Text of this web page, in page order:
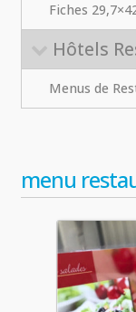
Fiches
Hôtels
Menus de
menu